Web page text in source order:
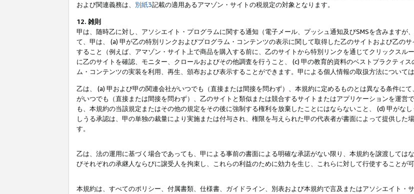
および関連義務は、 別紙3記載の適用あるアマゾン・サイトの税規定の対象となります。
12. 雑則
甲は、随時乙に対し、アソシエイト・プログラムに関する通知（電子メール、プッシュ通知及びSMSを含みますが
て、甲は、 (a) 甲が乙の特別リンクおよびプログラム・コンテンツの表示に関して取得した乙のサイトおよび乙の
すること（例えば、アマゾン・サイト上で商品を購入する前に、乙のサイトから特別リンクを通じてクリックスル
に乙のサイトを確認、モニター、クロールおよびその他調査を行うこと、 (c) 甲の教育的資料のベストプラクティ
ム・コンテンツの実装を利用、再生、頒布および表示することができます。甲による個人情報の取扱方法については
乙は、 (a) 甲および甲の関連会社がいつでも（直接または間接を問わず）、本規約に定めるものとは異なる条件に
がいつでも（直接または間接を問わず）、乙のサイトと類似または競合するサイトまたはアプリケーションを運営
も、本規約の当該規定またはその他の規定をその後に強制する権利を放棄したことにはならないこと、 (d) 甲がな
しうる承認は、甲の単独の裁量により実施または付与され、権限を与えられた甲の代表者が書面によって提供した
す。
乙は、法の運用に基づく場合であっても、甲による事前の書面による明確な承諾がない限り、本規約を譲渡しては
びそれぞれの承継人ならびに譲受人を拘束し、これらの利益のために効力を生じ、これらに対して行使することが可
本規約は、すべてのポリシー、付属書類、仕様書、ガイドライン、別表および本規約で言及またはアソシエイト・